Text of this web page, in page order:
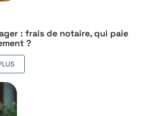
: frais de notaire, qui paie
?